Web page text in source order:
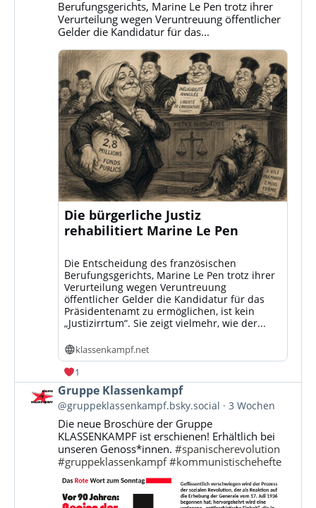
ansehenBerufungsgerichts, Marine Le Pen trotz ihrer
Verurteilung wegen Veruntreuung öffentlicher
Gelder die Kandidatur für das...
Die bürgerliche Justiz
rehabilitiert Marine Le Pen
Die Entscheidung des französischen
Berufungsgerichts, Marine Le Pen trotz ihrer
Verurteilung wegen Veruntreuung
öffentlicher Gelder die Kandidatur für das
Präsidentenamt zu ermöglichen, ist kein
„Justizirrtum“. Sie zeigt vielmehr, wie der...
klassenkampf.net
1
Beitrag
von
Gruppe
Klassenkampf
Bluesky
ansehen
Gruppe Klassenkampf
@gruppeklassenkampf.bsky.social 3 Wochen
Die neue Broschüre der Gruppe
KLASSENKAMPF ist erschienen! Erhältlich bei
unseren Genoss*innen.#spanischerevolution
#gruppeklassenkampf #kommunistischehefte